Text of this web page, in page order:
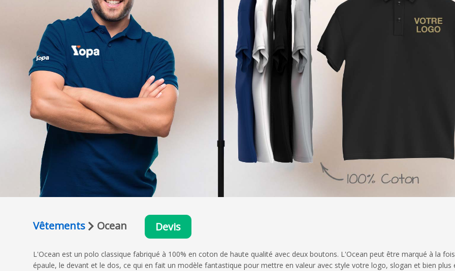
Vêtements Ocean Devis
L'Ocean est un polo classique fabriqué à 100% en coton de haute qualité avec deux boutons. L'Ocean peut être marqué à la
épaule, le devant et le dos, ce qui en fait un modèle fantastique pour mettre en valeur avec style votre logo, slogan et bien plus